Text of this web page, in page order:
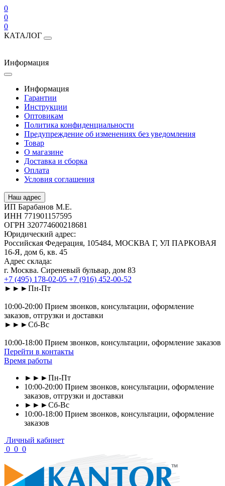
0
0
0
КАТАЛОГ
Информация
Информация
Гарантии
Инструкции
Оптовикам
Политика конфиденциальности
Предупреждение об изменениях без уведомления
Товар
О магазине
Доставка и сборка
Оплата
Условия соглашения
Наш адрес
ИП Барабанов М.Е.
ИНН 771901157595
ОГРН 320774600218681
Юридический адрес:
Российская Федерация, 105484, МОСКВА Г, УЛ ПАРКОВАЯ
16-Я, дом 6, кв. 45
Адрес склада:
г. Москва. Сиреневый бульвар, дом 83
+7 (495) 178-02-05 +7 (916) 452-00-52
►►►Пн-Пт
10:00-20:00 Прием звонков, консультации, оформление
заказов, отгрузки и доставки
►►►Сб-Вс
10:00-18:00 Прием звонков, консультации, оформление заказов
Перейти в контакты
Время работы
►►►Пн-Пт
10:00-20:00 Прием звонков, консультации, оформление
заказов, отгрузки и доставки
►►►Сб-Вс
10:00-18:00 Прием звонков, консультации, оформление
заказов
Личный кабинет
0 0 0